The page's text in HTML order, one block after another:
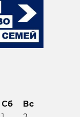
Сб
Вс